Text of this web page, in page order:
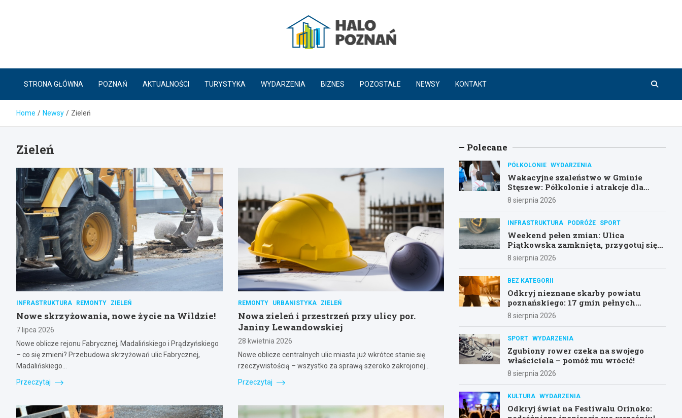
HaloPoznań.pl
STRONA GŁÓWNA POZNAŃ AKTUALNOŚCI TURYSTYKA WYDARZENIA BIZNES POZOSTAŁE NEWSY KONTAKT
Home Newsy Zieleń
Zieleń
INFRASTRUKTURA REMONTY ZIELEŃ
Nowe skrzyżowania, nowe życie na Wildzie!
7 lipca 2026
Nowe oblicze rejonu Fabrycznej, Madalińskiego i Prądzyńskiego
– co się zmieni? Przebudowa skrzyżowań ulic Fabrycznej,
Madalińskiego…
Przeczytaj
REMONTY URBANISTYKA ZIELEŃ
Nowa zieleń i przestrzeń przy ulicy por.
Janiny Lewandowskiej
28 kwietnia 2026
Nowe oblicze centralnych ulic miasta już wkrótce stanie się
rzeczywistością – wszystko za sprawą szeroko zakrojonej…
Przeczytaj
Polecane
PÓŁKOLONIE WYDARZENIA
Wakacyjne szaleństwo w Gminie
Stęszew: Półkolonie i atrakcje dla
dzieci!
8 sierpnia 2026
INFRASTRUKTURA PODRÓŻE SPORT
Weekend pełen zmian: Ulica
Piątkowska zamknięta, przygotuj się
na objazdy!
8 sierpnia 2026
BEZ KATEGORII
Odkryj nieznane skarby powiatu
poznańskiego: 17 gmin pełnych
atrakcji!
8 sierpnia 2026
SPORT WYDARZENIA
Zgubiony rower czeka na swojego
właściciela – pomóż mu wrócić!
8 sierpnia 2026
KULTURA WYDARZENIA
Odkryj świat na Festiwalu Orinoko: